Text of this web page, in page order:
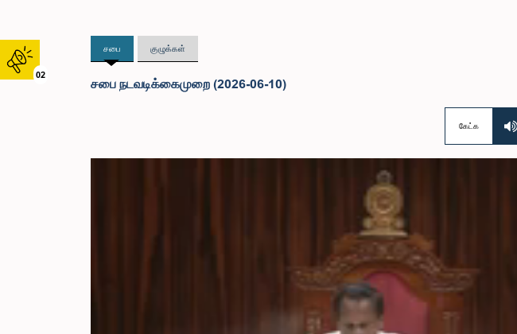
02
சபை குழுக்கள்
சபை நடவடிக்கைமுறை (2026-06-10)
கேட்க